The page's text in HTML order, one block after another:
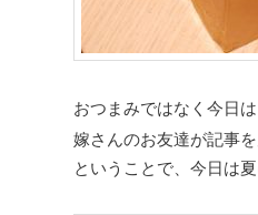
おつまみではなく今日
嫁さんのお友達が記事を
ということで、今日は